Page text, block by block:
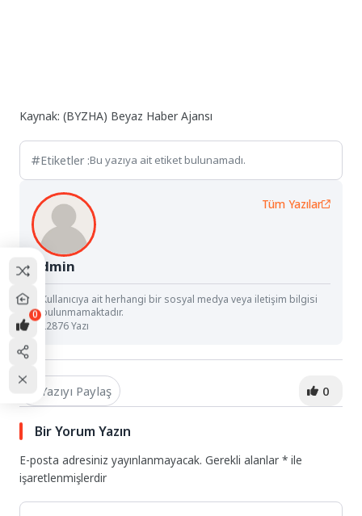
Kaynak: (BYZHA) Beyaz Haber Ajansı
Etiketler :Bu yazıya ait etiket bulunamadı.
Admin
Tüm Yazılar
Kullanıcıya ait herhangi bir sosyal medya veya iletişim bilgisi
bulunmamaktadır.
22876 Yazı
Yazıyı Paylaş 0
Bir Yorum Yazın
E-posta adresiniz yayınlanmayacak. Gerekli alanlar* ile
işaretlenmişlerdir
0